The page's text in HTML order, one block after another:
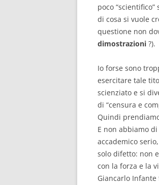
poco
di cosa si vuole
questione non
dimostrazioni ?).
Io forse sono
esercitare tale
scienziato e si
di “censura e
Quindi
E non abbiamo
accademico
solo difetto: non
con la forza e la
Giancarlo